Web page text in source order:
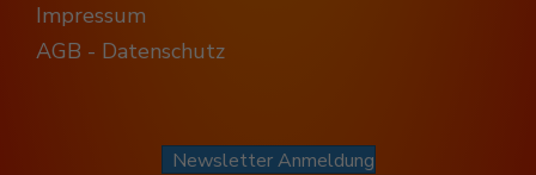
Impressum
AGB - Datenschutz
Newsletter Anmeldung